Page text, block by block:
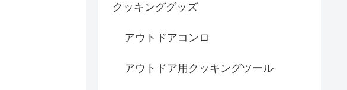
クッキンググッズ
アウトドアコンロ
アウトドア用クッキングツール